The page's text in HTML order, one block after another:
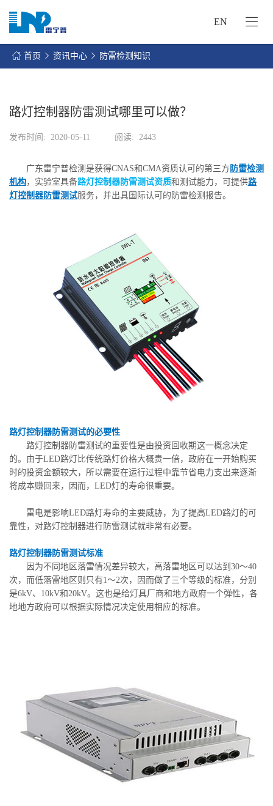
EN
首页 资讯中心 防雷检测知识
路灯控制器防雷测试哪里可以做？
发布时间: 2020-05-11 阅读: 2443
广东雷宁普检测是获得CNAS和CMA资质认可的第三方 防雷检测
机构，实验室具备路灯控制器防雷测试资质和测试能力，可提供路
灯控制器防雷测试服务，并出具国际认可的防雷检测报告。
路灯控制器防雷测试的必要性
路灯控制器防雷测试的重要性是由投资回收期这一概念决定
的。由于LED路灯比传统路灯价格大概贵一倍，政府在一开始购买
时的投资金额较大，所以需要在运行过程中靠节省电力支出来逐渐
将成本赚回来，因而，LED灯的寿命很重要。
雷电是影响LED路灯寿命的主要威胁，为了提高LED路灯的可
靠性，对路灯控制器进行防雷测试就非常有必要。
路灯控制器防雷测试标准
因为不同地区落雷情况差异较大，高落雷地区可以达到30～40
次，而低落雷地区则只有1～2次，因而做了三个等级的标准，分别
是6kV、10kV和20kV。这也是给灯具厂商和地方政府一个弹性，各
地地方政府可以根据实际情况决定使用相应的标准。
网
们
的
服
务
资
讯